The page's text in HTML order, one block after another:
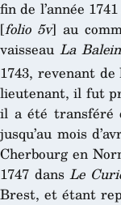
fin de l’année
[folio 5v] au
vaisseau La
1743, revenant de
lieutenant, il fut
il a été transféré
jusqu’au mois
Cherbourg en
1747 dansLe
Brest, et étant